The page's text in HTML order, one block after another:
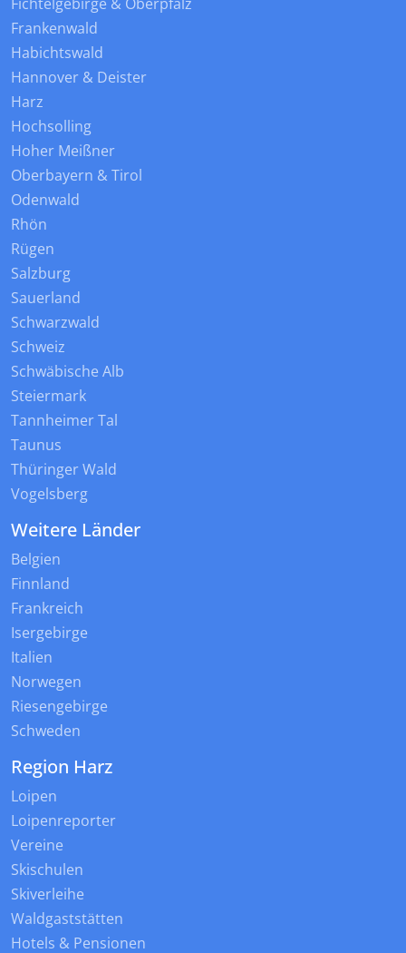
Frankenwald
Habichtswald
Hannover & Deister
Harz
Hochsolling
Hoher Meißner
Oberbayern & Tirol
Odenwald
Rhön
Rügen
Salzburg
Sauerland
Schwarzwald
Schweiz
Schwäbische Alb
Steiermark
Tannheimer Tal
Taunus
Thüringer Wald
Vogelsberg
Weitere Länder
Belgien
Finnland
Frankreich
Isergebirge
Italien
Norwegen
Riesengebirge
Schweden
Region Harz
Loipen
Loipenreporter
Vereine
Skischulen
Skiverleihe
Waldgaststätten
Hotels & Pensionen